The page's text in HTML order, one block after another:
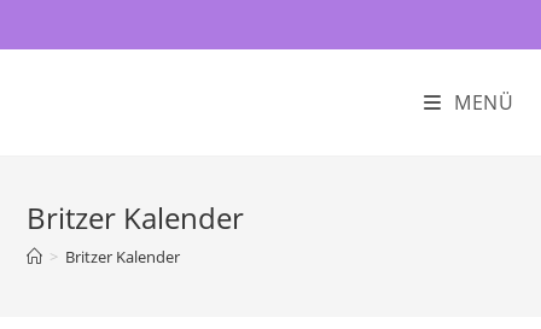
MENÜ
Britzer Kalender
> Britzer Kalender